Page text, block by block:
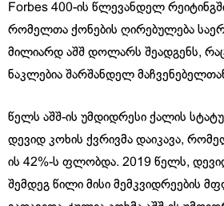
Forbes 400-ის წლევანდელ
რომელთა ქონების ღირებულება
მილიარდ აშშ დოლარს შეადგენს,
ნაკლებია შარშანდელ
წელს აშშ-ის უმდიდრესი ქალის
დევიდ კოხის ქვრივმა დაიკავა,
ის 42%-ს ფლობდა. 2019 წელს,
შემდეგ წილი მისი მემკვიდრეების